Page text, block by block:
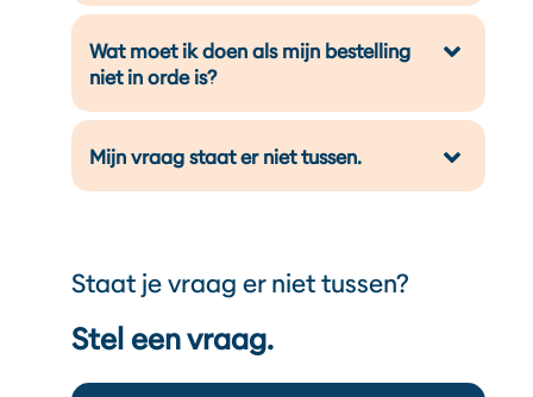
Wat moet ik doen als mijn bestelling
niet in orde is?
Mijn vraag staat er niet tussen.
Staat je vraag er niet tussen?
Stel een vraag.